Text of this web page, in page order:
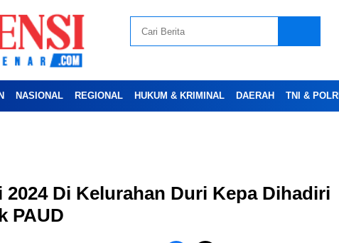
NASIONAL REGIONAL HUKUM & KRIMINAL DAERAH TNI & POLRI
Di Kelurahan Duri Kepa Dihadiri
PAUD